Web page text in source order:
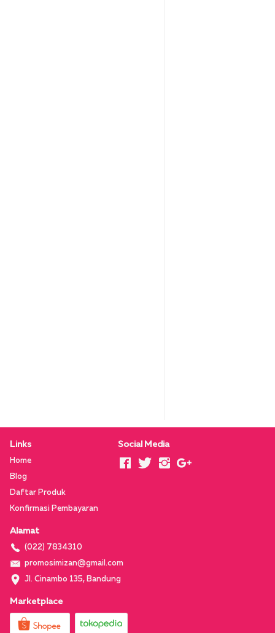
Links
Home
Blog
Daftar Produk
Konfirmasi Pembayaran
Social Media
Alamat
(022) 7834310
promosimizan@gmail.com
Jl. Cinambo 135, Bandung
Marketplace